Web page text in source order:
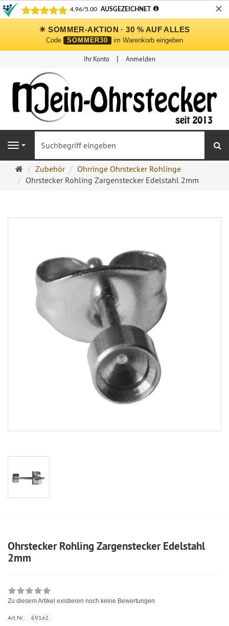
✕
☀ SOMMER-AKTION · 30 % AUF ALLES
Code SOMMER30 im Warenkorb eingeben
Ihr Konto Anmelden
Navigation
Ohrringe
Ohrstecker
Zubehör
Ohrringe Ohrstecker Rohlinge
Ohrstecker Rohling Zargenstecker Edelstahl 2mm
Ohrstecker Rohling Zargenstecker Edelstahl
2mm
Zu diesem Artikel existieren noch keine Bewertungen
Art.Nr.: 691e2